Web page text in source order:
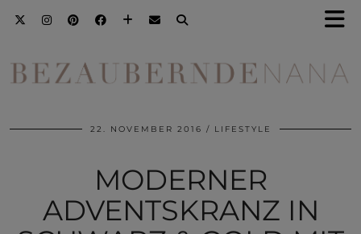
22. NOVEMBER 2016 LIFESTYLE
MODERNER
ADVENTSKRANZ IN